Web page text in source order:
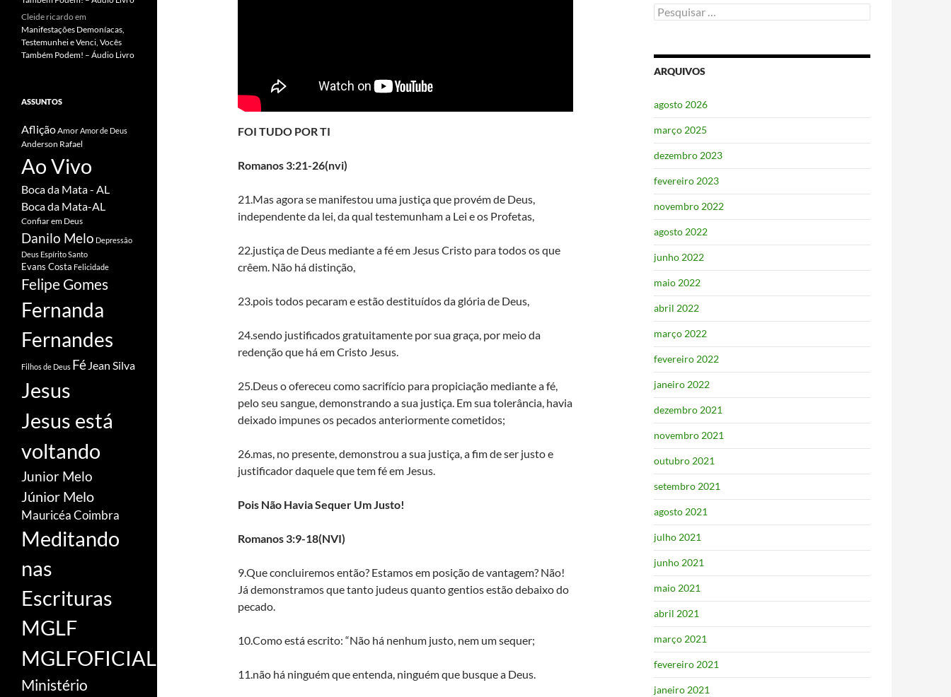
FOI TUDO POR TI
Romanos 3:21-26(nvi)
21.Mas agora se manifestou uma justiça que provém de Deus,
independente da lei, da qual testemunham a Lei e os Profetas,
22.justiça de Deus mediante a fé em Jesus Cristo para todos os que
crêem. Não há distinção,
23.pois todos pecaram e estão destituídos da glória de Deus,
24.sendo justificados gratuitamente por sua graça, por meio da
redenção que há em Cristo Jesus.
25.Deus o ofereceu como sacrifício para propiciação mediante a fé,
pelo seu sangue, demonstrando a sua justiça. Em sua tolerância, havia
deixado impunes os pecados anteriormente cometidos;
26.mas, no presente, demonstrou a sua justiça, a fim de ser justo e
justificador daquele que tem fé em Jesus.
Pois Não Havia Sequer Um Justo!
Romanos 3:9-18(NVI)
9.Que concluiremos então? Estamos em posição de vantagem? Não!
Já demonstramos que tanto judeus quanto gentios estão debaixo do
pecado.
10.Como está escrito: “Não há nenhum justo, nem um sequer;
11.não há ninguém que entenda, ninguém que busque a Deus.
Pesquisar
por:
ARQUIVOS
agosto 2026
março 2025
dezembro 2023
fevereiro 2023
novembro 2022
agosto 2022
junho 2022
maio 2022
abril 2022
março 2022
fevereiro 2022
janeiro 2022
dezembro 2021
novembro 2021
outubro 2021
setembro 2021
agosto 2021
julho 2021
junho 2021
maio 2021
abril 2021
março 2021
fevereiro 2021
janeiro 2021
Cleide ricardoem
Manifestações Demoníacas,
Testemunhei e Venci, Vocês
Também Podem! – Áudio Livro
ASSUNTOS
AfliçãoAmorAmor de Deus
Anderson Rafael
Ao Vivo
Boca da Mata - AL
Boca da Mata-AL
Confiar em Deus
Danilo Melo Depressão
Deus Espírito Santo
Evans Costa Felicidade
Felipe Gomes
Fernanda
Fernandes
Filhos de Deus Fé Jean Silva
Jesus
Jesus está
voltando
Junior Melo
Júnior Melo
Mauricéa Coimbra
Meditando
nas
Escrituras
MGLF
MGLFOFICIAL
Ministério